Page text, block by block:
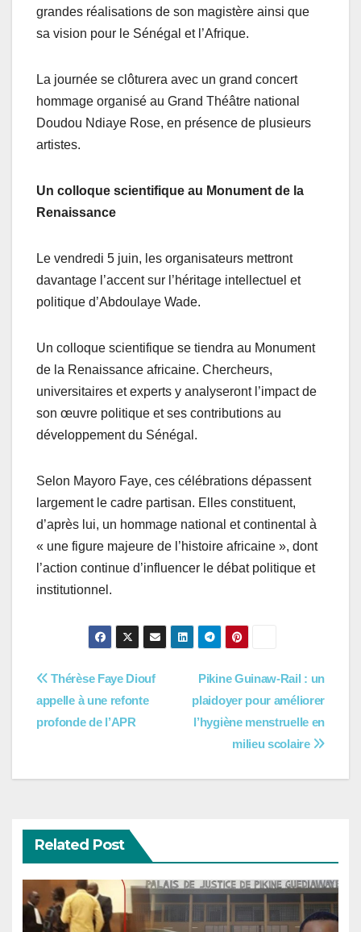
grandes réalisations de son magistère ainsi que
sa vision pour le Sénégal et l’Afrique.
La journée se clôturera avec un grand concert
hommage organisé au Grand Théâtre national
Doudou Ndiaye Rose, en présence de plusieurs
artistes.
Un colloque scientifique au Monument de la
Renaissance
Le vendredi 5 juin, les organisateurs mettront
davantage l’accent sur l’héritage intellectuel et
politique d’Abdoulaye Wade.
Un colloque scientifique se tiendra au Monument
de la Renaissance africaine. Chercheurs,
universitaires et experts y analyseront l’impact de
son œuvre politique et ses contributions au
développement du Sénégal.
Selon Mayoro Faye, ces célébrations dépassent
largement le cadre partisan. Elles constituent,
d’après lui, un hommage national et continental à
« une figure majeure de l’histoire africaine », dont
l’action continue d’influencer le débat politique et
institutionnel.
Navigation
de
Pikine Guinaw-Rail : un
plaidoyer pour améliorer
l’hygiène menstruelle en
milieu scolaire
Thérèse Faye Diouf
appelle à une refonte
profonde de l’APR
Related Post